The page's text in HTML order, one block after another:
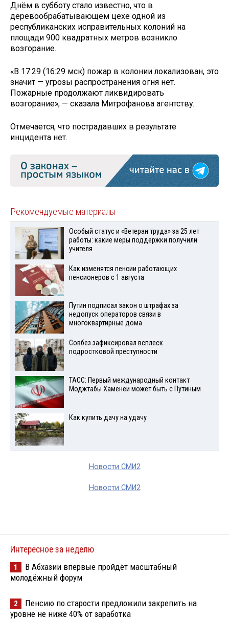
Днём в субботу стало известно, что в
деревообрабатывающем цехе одной из
республиканских исправительных колоний на
площади 900 квадратных метров возникло
возгорание.
«В 17:29 (16:29 мск) пожар в колонии локализован, это
значит — угрозы распространения огня нет.
Пожарные продолжают ликвидировать
возгорание», — сказала Митрофанова агентству.
Отмечается, что пострадавших в результате
инцидента нет.
Рекомендуемые материалы
Особый статус и «Ветеран труда» за 25 лет
работы: какие меры поддержки получили
учителя
Как изменятся пенсии работающих
пенсионеров с 1 августа
Путин подписал закон о штрафах за
недопуск операторов связи в
многоквартирные дома
Совбез зафиксировал всплеск
подростковой преступности
ТАСС: Первый международный контакт
Моджтабы Хаменеи может быть с Путиным
Как купить дачу на удачу
Новости СМИ2
Новости СМИ2
Интересное за неделю
1
В Абхазии впервые пройдёт масштабный
молодёжный форум
2
Пенсию по старости предложили закрепить на
уровне не ниже 40% от заработка